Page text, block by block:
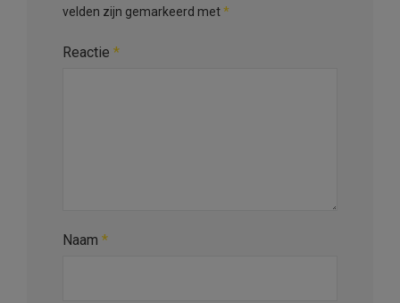
velden zijn gemarkeerd met*
Reactie *
Naam *